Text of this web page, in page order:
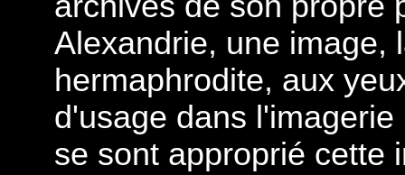
Alexandrie, une image,
hermaphrodite, aux
d'usage dans
se sont approprié cette